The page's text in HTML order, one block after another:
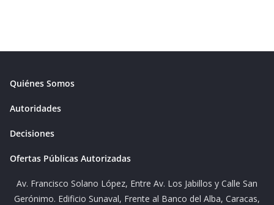
Quiénes Somos
Autoridades
Decisiones
Ofertas Públicas Autorizadas
Av. Francisco Solano López, Entre Av. Los Jabillos y Calle San
Gerónimo. Edificio Sunaval, Frente al Banco del Alba, Caracas,